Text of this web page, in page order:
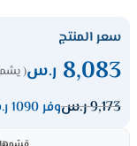
سعر المنتج
8,083 ر.س(
9,173ر.سوفر 1090 ر.س